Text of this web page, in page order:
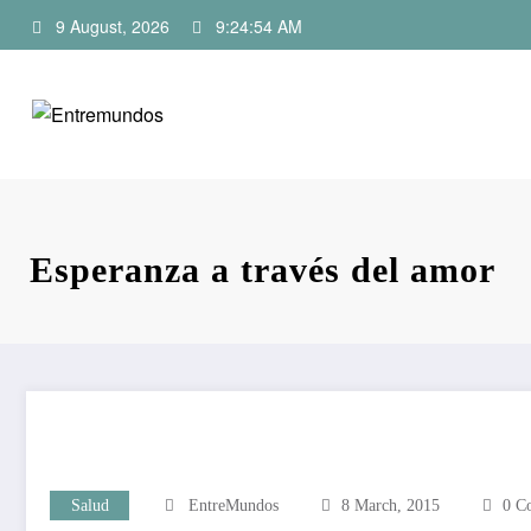
to
9 August, 2026 9:24:55 AM
Esperanza a través del amor
Salud EntreMundos 8 March, 2015 0